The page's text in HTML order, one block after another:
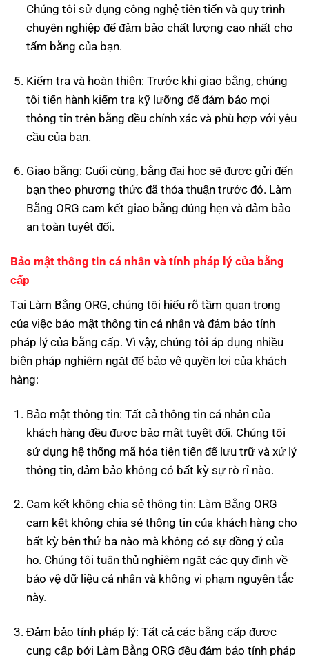
Chúng tôi sử dụng công nghệ tiên tiến và quy trình
chuyên nghiệp để đảm bảo chất lượng cao nhất cho
tấm bằng của bạn.
Kiểm tra và hoàn thiện: Trước khi giao bằng, chúng
tôi tiến hành kiểm tra kỹ lưỡng để đảm bảo mọi
thông tin trên bằng đều chính xác và phù hợp với yêu
cầu của bạn.
Giao bằng: Cuối cùng, bằng đại học sẽ được gửi đến
bạn theo phương thức đã thỏa thuận trước đó. Làm
Bằng ORG cam kết giao bằng đúng hẹn và đảm bảo
an toàn tuyệt đối.
Bảo mật thông tin cá nhân và tính pháp lý của bằng
cấp
Tại Làm Bằng ORG, chúng tôi hiểu rõ tầm quan trọng
của việc bảo mật thông tin cá nhân và đảm bảo tính
pháp lý của bằng cấp. Vì vậy, chúng tôi áp dụng nhiều
biện pháp nghiêm ngặt để bảo vệ quyền lợi của khách
hàng:
Bảo mật thông tin: Tất cả thông tin cá nhân của
khách hàng đều được bảo mật tuyệt đối. Chúng tôi
sử dụng hệ thống mã hóa tiên tiến để lưu trữ và xử lý
thông tin, đảm bảo không có bất kỳ sự rò rỉ nào.
Cam kết không chia sẻ thông tin: Làm Bằng ORG
cam kết không chia sẻ thông tin của khách hàng cho
bất kỳ bên thứ ba nào mà không có sự đồng ý của
họ. Chúng tôi tuân thủ nghiêm ngặt các quy định về
bảo vệ dữ liệu cá nhân và không vi phạm nguyên tắc
này.
Đảm bảo tính pháp lý: Tất cả các bằng cấp được
cung cấp bởi Làm Bằng ORG đều đảm bảo tính pháp